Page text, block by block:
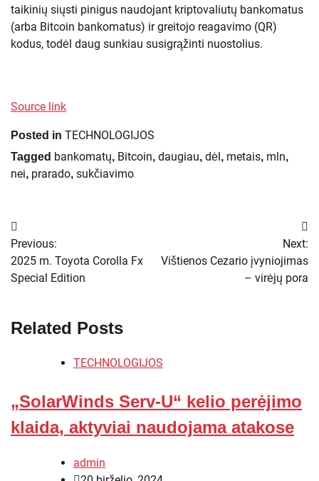
taikinių siųsti pinigus naudojant kriptovaliutų bankomatus
(arba Bitcoin bankomatus) ir greitojo reagavimo (QR)
kodus, todėl daug sunkiau susigrąžinti nuostolius.
Source link
Posted in TECHNOLOGIJOS
Tagged bankomatų, Bitcoin, daugiau, dėl, metais, mln,
nei, prarado, sukčiavimo
Navigacija
tarp
įrašų
Previous:
2025 m. Toyota Corolla Fx
Special Edition
Next:
Vištienos Cezario įvyniojimas
– virėjų pora
Related Posts
TECHNOLOGIJOS
„SolarWinds Serv-U“ kelio perėjimo
klaida, aktyviai naudojama atakose
admin